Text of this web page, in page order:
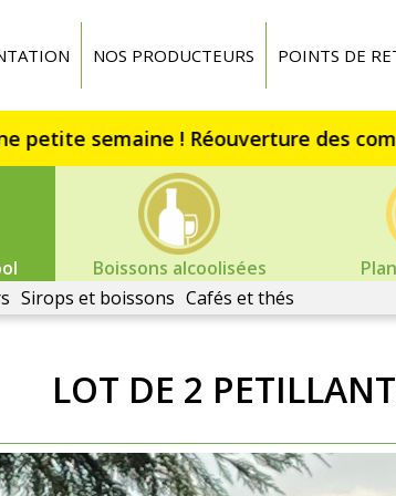
NOS PRODUCTEURS POINTS DE
Boissons alcoolisées
Sirops et boissons Cafés et thés
LOT DE 2